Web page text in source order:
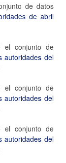
de datos
de abril
el conjunto de
autoridades del
el conjunto de
autoridades del
el conjunto de
autoridades del